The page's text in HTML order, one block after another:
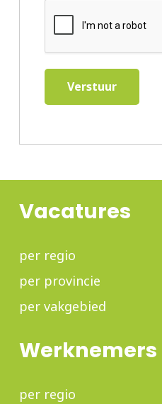
Vacatures
per regio
per provincie
per vakgebied
Werknemers
per regio